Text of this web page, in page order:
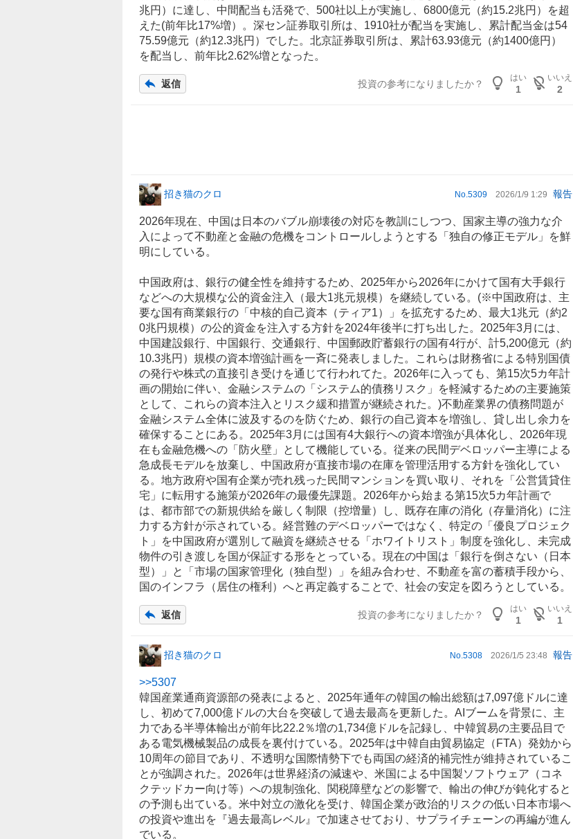
兆円）に達し、中間配当も活発で、500社以上が実施し、6800億元（約15.2兆円）を超
えた(前年比17%増）。深セン証券取引所は、1910社が配当を実施し、累計配当金は54
75.59億元（約12.3兆円）でした。北京証券取引所は、累計63.93億元（約1400億円）
を配当し、前年比2.62%増となった。
返信 投資の参考になりましたか？
はい
1
いいえ
2
招き猫のクロ No. 5309 2026/1/9 1:29 報告
2026年現在、 中国 は日本のバブル崩壊後の対応を教訓にしつつ、国家主導の強力な介
入によって不動産と金融の危機をコントロールしようとする「独自の修正モデル」を鮮
明にしている。
中国政府は、 銀行の健全性を維持するため、2025年から2026年にかけて国有大手銀行
などへの大規模な公的資金注入（最大1兆元規模）を継続している。(※中国政府は、主
要な国有商業銀行の「中核的自己資本（ティア1）」を拡充するため、最大1兆元（約2
0兆円規模）の公的資金を注入する方針を2024年後半に打ち出した。2025年3月には、
中国建設銀行、中国銀行、交通銀行、中国郵政貯蓄銀行の国有4行が、計5,200億元（約
10.3兆円）規模の資本増強計画を一斉に発表しました。これらは財務省による特別国債
の発行や株式の直接引き受けを通じて行われてた。2026年に入っても、第15次5カ年計
画の開始に伴い、金融システムの「システム的債務リスク」を軽減するための主要施策
として、これらの資本注入とリスク緩和措置が継続された。)不動産業界の債務問題が
金融システム全体に波及するのを防ぐため、銀行の自己資本を増強し、貸し出し余力を
確保することにある。2025年3月には国有4大銀行への資本増強が具体化し、2026年現
在も金融危機への「防火壁」として機能している。従来の民間デベロッパー主導による
急成長モデルを放棄し、中国政府が直接市場の在庫を管理活用する方針を強化してい
る。地方政府や国有企業が売れ残った民間マンションを買い取り、それを「公営賃貸住
宅」に転用する施策が2026年の最優先課題。2026年から始まる第15次5カ年計画で
は、都市部での新規供給を厳しく制限（控増量）し、既存在庫の消化（存量消化）に注
力する方針が示されている。経営難のデベロッパーではなく、特定の「優良プロジェク
ト」を中国政府が選別して融資を継続させる「ホワイトリスト」制度を強化し、未完成
物件の引き渡しを国が保証する形をとっている。現在の中国は「銀行を倒さない（日本
型）」と「市場の国家管理化（独自型）」を組み合わせ、不動産を富の蓄積手段から、
国のインフラ（居住の権利）へと再定義することで、社会の安定を図ろうとしている。
返信 投資の参考になりましたか？
はい
1
いいえ
1
招き猫のクロ No. 5308 2026/1/5 23:48 報告
>>5307
韓国産業通商資源部の発表によると、2025年通年の韓国の輸出総額は7,097億ドルに達
し、初めて7,000億ドルの大台を突破して過去最高を更新した。AIブームを背景に、主
力である半導体輸出が前年比22.2％増の1,734億ドルを記録し、中韓貿易の主要品目で
ある電気機械製品の成長を裏付けている。2025年は中韓自由貿易協定（FTA）発効から
10周年の節目であり、不透明な国際情勢下でも両国の経済的補完性が維持されているこ
とが強調された。2026年は世界経済の減速や、米国による中国製ソフトウェア（ コネ
クテッドカー向け等）への規制強化、関税障壁などの影響で、 輸出の伸びが鈍化すると
の予測も出ている。米中対立の激化を受け、韓国企業が政治的リスクの低い日本市場へ
の投資や進出を『過去最高レベル』で加速させており、サプライチェーンの再編が進ん
でいる。